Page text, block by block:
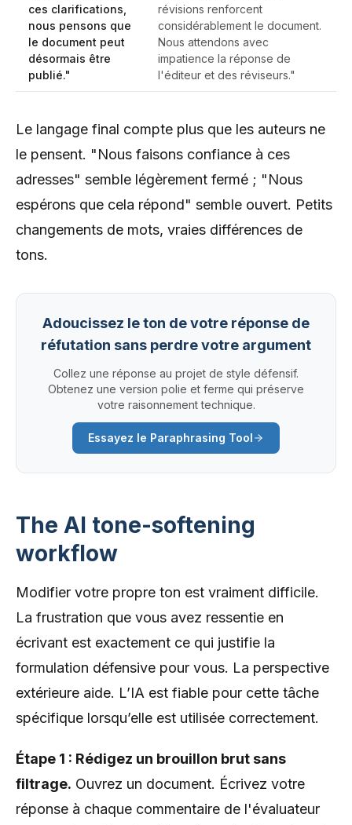
ces clarifications,
nous pensons que
le document peut
désormais être
publié."
révisions renforcent
considérablement le document.
Nous attendons avec
impatience la réponse de
l'éditeur et des réviseurs."
Le langage final compte plus que les auteurs ne
le pensent. "Nous faisons confiance à ces
adresses" semble légèrement fermé ; "Nous
espérons que cela répond" semble ouvert. Petits
changements de mots, vraies différences de
tons.
Adoucissez le ton de votre réponse de
réfutation sans perdre votre argument
Collez une réponse au projet de style défensif.
Obtenez une version polie et ferme qui préserve
votre raisonnement technique.
Essayez le Paraphrasing Tool
The AI tone-softening
workflow
Modifier votre propre ton est vraiment difficile.
La frustration que vous avez ressentie en
écrivant est exactement ce qui justifie la
formulation défensive pour vous. La perspective
extérieure aide. L’IA est fiable pour cette tâche
spécifique lorsqu’elle est utilisée correctement.
Étape 1 : Rédigez un brouillon brut sans
filtrage. Ouvrez un document. Écrivez votre
réponse à chaque commentaire de l'évaluateur